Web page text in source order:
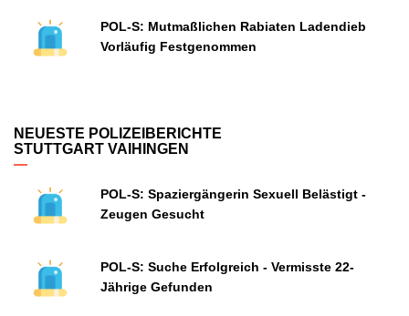
POL-S: Mutmaßlichen Rabiaten Ladendieb
Vorläufig Festgenommen
NEUESTE POLIZEIBERICHTE
STUTTGART VAIHINGEN
POL-S: Spaziergängerin Sexuell Belästigt -
Zeugen Gesucht
POL-S: Suche Erfolgreich - Vermisste 22-
Jährige Gefunden